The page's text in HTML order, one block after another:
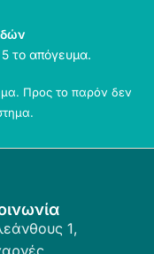
το απόγευμα.
Προς το παρόν δεν
1,